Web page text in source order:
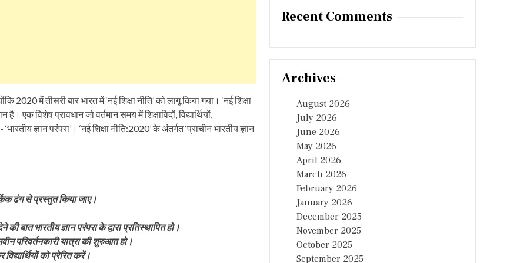
2020 में तीसरी बार भारत में ‘नई शिक्षा नीति’ को लागू किया गया। ‘नई शिक्षा
एक विशेष प्रावधान जो वर्तमान समय में शिक्षाविदों, विद्यार्थियों,
ज्ञान परंपरा’। ‘नई शिक्षा नीति:2020’ के अंतर्गत ‘प्राचीन भारतीय ज्ञान
ढंग से प्रस्तुत किया जाए।
भारतीय ज्ञान परंपरा के द्वारा प्रतिस्थापित हो।
परिवर्तनकारी यात्रा की शुरुआत हो।
को प्रेरित करें।
Recent Comments
Archives
August 2026
July 2026
June 2026
May 2026
April 2026
March 2026
February 2026
January 2026
December 2025
November 2025
October 2025
September 2025